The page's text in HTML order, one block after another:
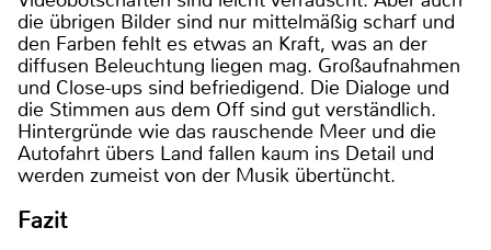
die übrigen Bilder sind nur mittelmäßig scharf und
den Farben fehlt es etwas an Kraft, was an der
diffusen Beleuchtung liegen mag. Großaufnahmen
und Close-ups sind befriedigend. Die Dialoge und
die Stimmen aus dem Off sind gut verständlich.
Hintergründe wie das rauschende Meer und die
Autofahrt übers Land fallen kaum ins Detail und
werden zumeist von der Musik übertüncht.
Fazit